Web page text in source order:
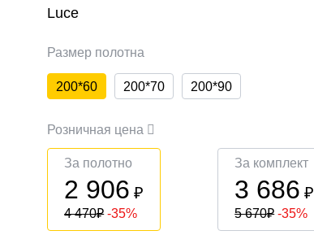
Luce
Размер полотна
200*60 200*70 200*90
Розничная цена
За полотно
2 906 ₽
4 470₽ -35%
За комплект
3 686 ₽
5 670₽ -35%